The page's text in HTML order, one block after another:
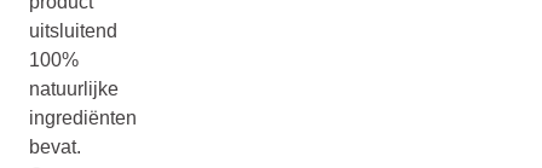
uitsluitend
100%
natuurlijke
ingrediënten
bevat.